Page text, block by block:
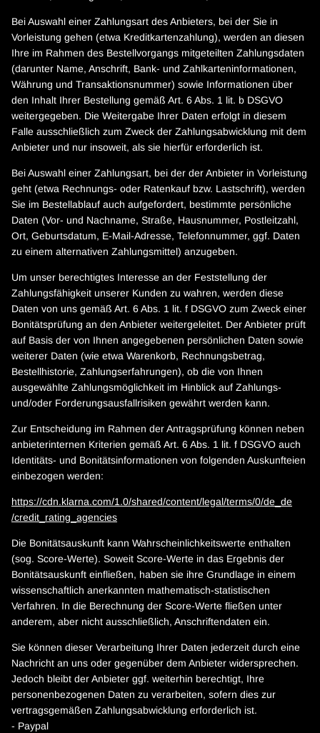
Bei Auswahl einer Zahlungsart des Anbieters, bei der Sie in
Vorleistung gehen (etwa Kreditkartenzahlung), werden an diesen
Ihre im Rahmen des Bestellvorgangs mitgeteilten Zahlungsdaten
(darunter Name, Anschrift, Bank- und Zahlkarteninformationen,
Währung und Transaktionsnummer) sowie Informationen über
den Inhalt Ihrer Bestellung gemäß Art. 6 Abs. 1 lit. b DSGVO
weitergegeben. Die Weitergabe Ihrer Daten erfolgt in diesem
Falle ausschließlich zum Zweck der Zahlungsabwicklung mit dem
Anbieter und nur insoweit, als sie hierfür erforderlich ist.
Bei Auswahl einer Zahlungsart, bei der der Anbieter in Vorleistung
geht (etwa Rechnungs- oder Ratenkauf bzw. Lastschrift), werden
Sie im Bestellablauf auch aufgefordert, bestimmte persönliche
Daten (Vor- und Nachname, Straße, Hausnummer, Postleitzahl,
Ort, Geburtsdatum, E-Mail-Adresse, Telefonnummer, ggf. Daten
zu einem alternativen Zahlungsmittel) anzugeben.
Um unser berechtigtes Interesse an der Feststellung der
Zahlungsfähigkeit unserer Kunden zu wahren, werden diese
Daten von uns gemäß Art. 6 Abs. 1 lit. f DSGVO zum Zweck einer
Bonitätsprüfung an den Anbieter weitergeleitet. Der Anbieter prüft
auf Basis der von Ihnen angegebenen persönlichen Daten sowie
weiterer Daten (wie etwa Warenkorb, Rechnungsbetrag,
Bestellhistorie, Zahlungserfahrungen), ob die von Ihnen
ausgewählte Zahlungsmöglichkeit im Hinblick auf Zahlungs-
und/oder Forderungsausfallrisiken gewährt werden kann.
Zur Entscheidung im Rahmen der Antragsprüfung können neben
anbieterinternen Kriterien gemäß Art. 6 Abs. 1 lit. f DSGVO auch
Identitäts- und Bonitätsinformationen von folgenden Auskunfteien
einbezogen werden:
https://cdn.klarna.com/1.0/shared/content/legal/terms/0/de_de
/credit_rating_agencies
Die Bonitätsauskunft kann Wahrscheinlichkeitswerte enthalten
(sog. Score-Werte). Soweit Score-Werte in das Ergebnis der
Bonitätsauskunft einfließen, haben sie ihre Grundlage in einem
wissenschaftlich anerkannten mathematisch-statistischen
Verfahren. In die Berechnung der Score-Werte fließen unter
anderem, aber nicht ausschließlich, Anschriftendaten ein.
Sie können dieser Verarbeitung Ihrer Daten jederzeit durch eine
Nachricht an uns oder gegenüber dem Anbieter widersprechen.
Jedoch bleibt der Anbieter ggf. weiterhin berechtigt, Ihre
personenbezogenen Daten zu verarbeiten, sofern dies zur
vertragsgemäßen Zahlungsabwicklung erforderlich ist.
- Paypal